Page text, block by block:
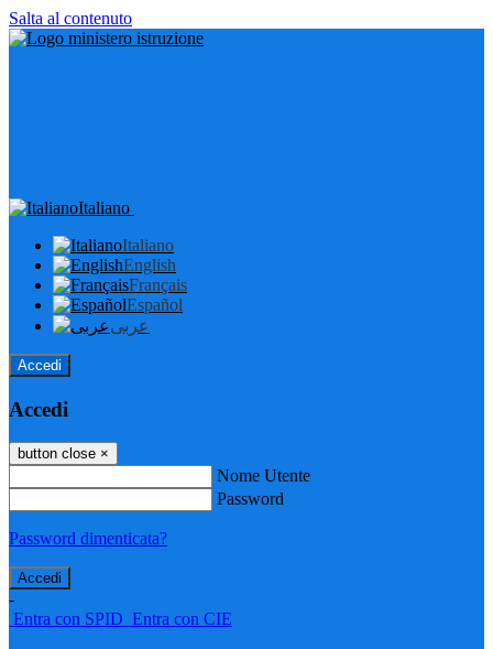
Salta al contenuto
Italiano
Italiano
English
Français
Español
عربى
Accedi
Accedi
button close ×
Nome Utente
Password
Password dimenticata?
-
Entra con SPID Entra con CIE